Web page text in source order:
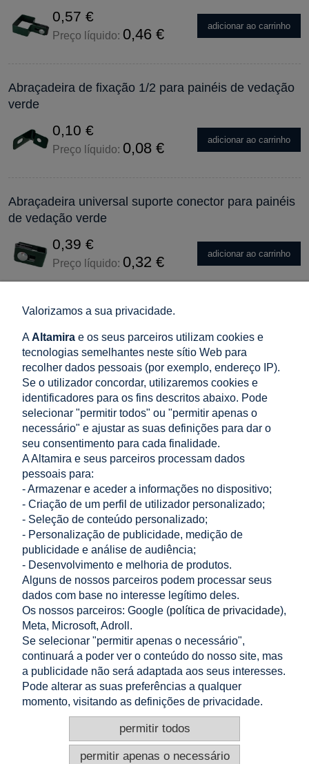
0,57 €
Preço líquido: 0,46 € adicionar ao carrinho
Abraçadeira de fixação 1/2 para painéis de vedação
verde
0,10 €
Preço líquido: 0,08 € adicionar ao carrinho
Abraçadeira universal suporte conector para painéis
de vedação verde
0,39 €
Preço líquido: 0,32 € adicionar ao carrinho
Poste de vedação 60x40x1,2 mm, comprimento 2,0
m, verde RAL 6005
7,58 €
Preço líquido: 6,17 € adicionar ao carrinho
Poste de vedação 60x40x1,2 mm, comprimento 2,4
m, verde
9,70 €
Preço líquido:7,89 €
LOJA
AJUDA
A MINHA CONTA
INFORMAÇÃO
CONTACTO
Altamira Sp. z o. o.
Budowlanych 6/51, 95-040 Koluszki, Polónia
+48 724 999 949
info@e-altamira.pt
Atendimento ao cliente: Seg–Sex 8:00–16:00
Valorizamos a sua privacidade.
AAltamira e os seus parceiros utilizam cookies e
tecnologias semelhantes neste sítio Web para
recolher dados pessoais (por exemplo, endereço IP).
Se o utilizador concordar, utilizaremos cookies e
identificadores para os fins descritos abaixo. Pode
selecionar "permitir todos" ou "permitir apenas o
necessário" e ajustar as suas definições para dar o
seu consentimento para cada finalidade.
A Altamira e seus parceiros processam dados
pessoais para:
- Armazenar e aceder a informações no dispositivo;
- Criação de um perfil de utilizador personalizado;
- Seleção de conteúdo personalizado;
- Personalização de publicidade, medição de
publicidade e análise de audiência;
- Desenvolvimento e melhoria de produtos.
Alguns de nossos parceiros podem processar seus
dados com base no interesse legítimo deles.
Os nossos parceiros: Google (política de privacidade),
Meta, Microsoft, Adroll.
Se selecionar "permitir apenas o necessário",
continuará a poder ver o conteúdo do nosso site, mas
a publicidade não será adaptada aos seus interesses.
Pode alterar as suas preferências a qualquer
momento, visitando as definições de privacidade.
permitir apenas o necessário
permitir todos